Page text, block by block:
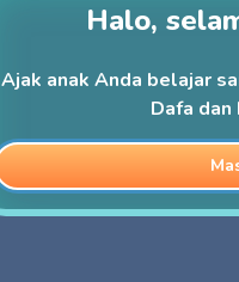
Halo,
Ajak anak Anda belajar
Dafa dan